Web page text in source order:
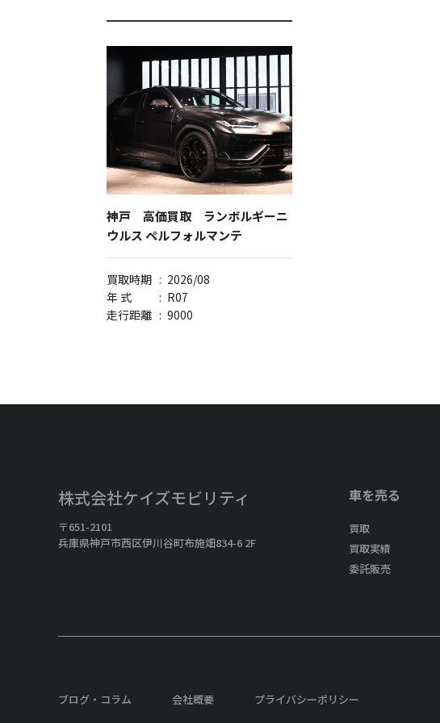
神戸 高価買取 ランボルギーニ
ウルス ペルフォルマンテ
買取時期 : 2026/08
年 式
: R07
走行距離 : 9000
株式会社ケイズモビリティ
〒651-2101
兵庫県神戸市西区伊川谷町布施畑834-6 2F
車を売る
買取
買取実績
委託販売
ブログ・コラム 会社概要 プライバシーポリシー